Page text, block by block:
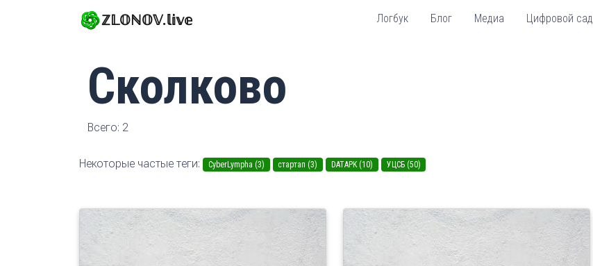
ℤ𝕃𝕆ℕ𝕆𝕍.𝕝𝕚𝕧𝕖 Логбук Блог Медиа Цифровой сад
Сколково
Всего: 2
Некоторые частые теги: CyberLympha (3) стартап (3) DATAPK (10) УЦСБ (50)